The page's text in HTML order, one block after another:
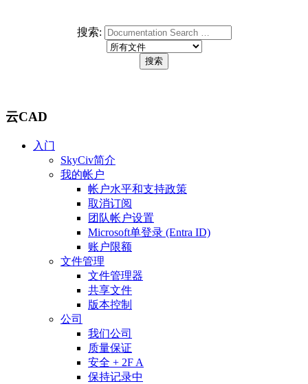
搜索:
云CAD
入门
SkyCiv简介
我的帐户
帐户水平和支持政策
取消订阅
团队帐户设置
Microsoft单登录 (Entra ID)
账户限额
文件管理
文件管理器
共享文件
版本控制
公司
我们公司
质量保证
安全 + 2F A
保持记录中